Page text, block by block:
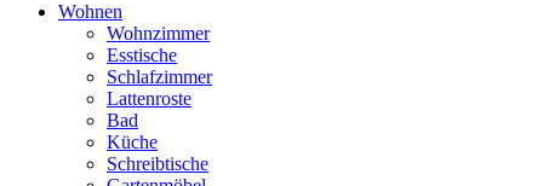
Wohnen
Wohnzimmer
Esstische
Schlafzimmer
Lattenroste
Bad
Küche
Schreibtische